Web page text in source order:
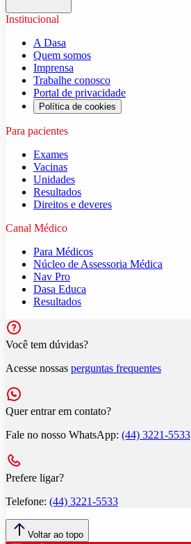
Institucional
A Dasa
Quem somos
Imprensa
Trabalhe conosco
Portal de privacidade
Política de cookies
Para pacientes
Exames
Vacinas
Unidades
Resultados
Direitos e deveres
Canal Médico
Para Médicos
Núcleo de Assessoria Médica
Nav Pro
Dasa Educa
Resultados
Você tem dúvidas?
Acesse nossas perguntas frequentes
Quer entrar em contato?
Fale no nosso WhatsApp: (44) 3221-5533
Prefere ligar?
Telefone: (44) 3221-5533
Voltar ao topo